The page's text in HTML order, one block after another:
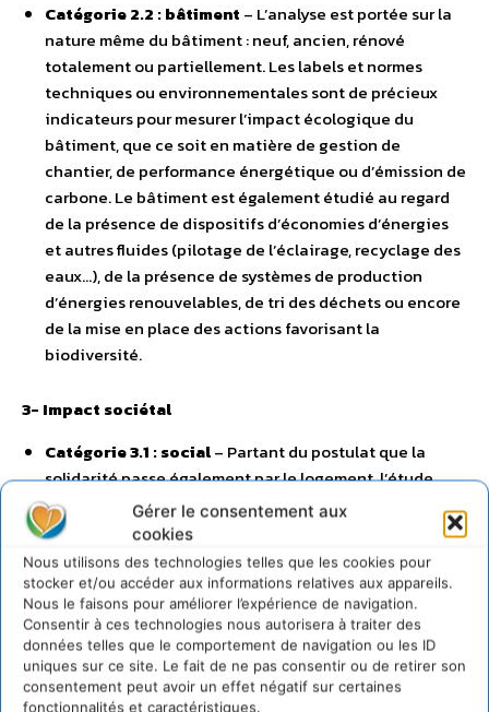
Gérer le consentement aux
cookies
Nous utilisons des technologies telles que les cookies pour
stocker et/ou accéder aux informations relatives aux appareils.
Nous le faisons pour améliorer l’expérience de navigation.
Consentir à ces technologies nous autorisera à traiter des
données telles que le comportement de navigation ou les ID
uniques sur ce site. Le fait de ne pas consentir ou de retirer son
consentement peut avoir un effet négatif sur certaines
fonctionnalités et caractéristiques.
Catégorie 2.2 : bâtiment – L’analyse est portée sur la
nature même du bâtiment : neuf, ancien, rénové
totalement ou partiellement. Les labels et normes
techniques ou environnementales sont de précieux
indicateurs pour mesurer l’impact écologique du
bâtiment, que ce soit en matière de gestion de
chantier, de performance énergétique ou d’émission de
carbone. Le bâtiment est également étudié au regard
de la présence de dispositifs d’économies d’énergies
et autres fluides (pilotage de l’éclairage, recyclage des
eaux…), de la présence de systèmes de production
d’énergies renouvelables, de tri des déchets ou encore
de la mise en place des actions favorisant la
biodiversité.
3- Impact sociétal
Catégorie 3.1 : social– Partant du postulat que la
solidarité passe également par le logement, l’étude
apprécie la part de logements à loyer accessible (loi
SRU) au sein de chaque programme ainsi que la nature
de l’engagement locatif (intermédiaire, social, très
social). L’analyse s’attache à identifier la mixité des
usages (crèches, entreprises, tiers-lieux, commerces …).
Enfin, la dimension sociale s’apprécie par la qualité de
vie proposée aux résidents, c’est à dire les éléments
favorisant le confort et le bien-être des locataires.